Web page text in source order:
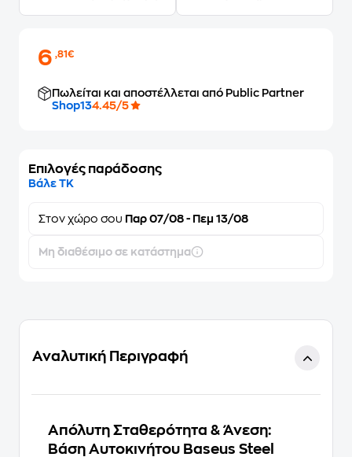
6,81€
Πωλείται και αποστέλλεται από Public Partner
Shop134.45/5
Επιλογές παράδοσης
Βάλε ΤΚ
Στον χώρο σου Παρ 07/08 - Πεμ 13/08
Μη διαθέσιμο σε κατάστημα
Αναλυτική Περιγραφή
Απόλυτη Σταθερότητα & Άνεση:
Βάση Αυτοκινήτου Baseus Steel